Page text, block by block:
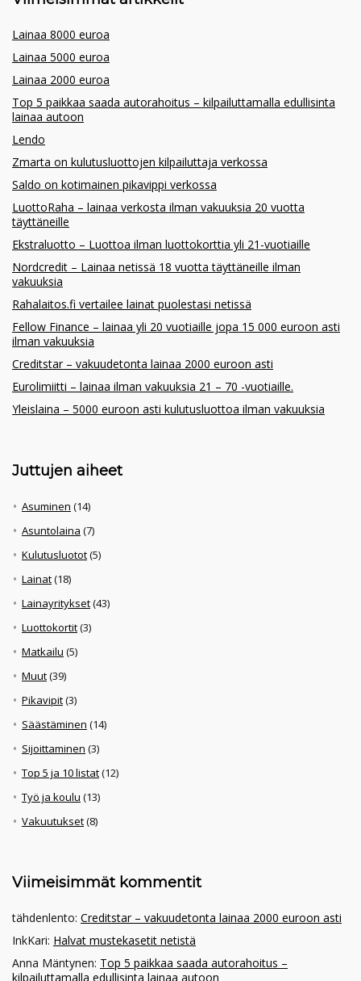
Lainaa 8000 euroa
Lainaa 5000 euroa
Lainaa 2000 euroa
Top 5 paikkaa saada autorahoitus – kilpailuttamalla edullisinta
lainaa autoon
Lendo
Zmarta on kulutusluottojen kilpailuttaja verkossa
Saldo on kotimainen pikavippi verkossa
LuottoRaha – lainaa verkosta ilman vakuuksia 20 vuotta
täyttäneille
Ekstraluotto – Luottoa ilman luottokorttia yli 21-vuotiaille
Nordcredit – Lainaa netissä 18 vuotta täyttäneille ilman
vakuuksia
Rahalaitos.fi vertailee lainat puolestasi netissä
Fellow Finance – lainaa yli 20 vuotiaille jopa 15 000 euroon asti
ilman vakuuksia
Creditstar – vakuudetonta lainaa 2000 euroon asti
Eurolimiitti – lainaa ilman vakuuksia 21 – 70 -vuotiaille.
Yleislaina – 5000 euroon asti kulutusluottoa ilman vakuuksia
Juttujen aiheet
Asuminen (14)
Asuntolaina (7)
Kulutusluotot(5)
Lainat(18)
Lainayritykset(43)
Luottokortit(3)
Matkailu (5)
Muut(39)
Pikavipit(3)
Säästäminen (14)
Sijoittaminen (3)
Top 5 ja 10 listat(12)
Työ ja koulu (13)
Vakuutukset(8)
Viimeisimmät kommentit
tähdenlento: Creditstar – vakuudetonta lainaa 2000 euroon asti
InkKari: Halvat mustekasetit netistä
Anna Mäntynen: Top 5 paikkaa saada autorahoitus –
kilpailuttamalla edullisinta lainaa autoon